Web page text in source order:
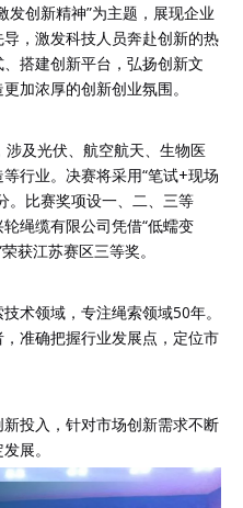
发创新精神”为主题，展现企业
，激发科技人员奔赴创新的热
搭建创新平台，弘扬创新文
加浓厚的创新创业氛围。
及光伏、航空航天、生物医
行业。决赛将采用“笔试+现场
。比赛奖项设一、二、三等
绳缆有限公司凭借“低蠕变
获江苏赛区三等奖。
术领域，专注绳索领域50年。
准确把握行业发展点，定位市
投入，针对市场创新需求不断
展。